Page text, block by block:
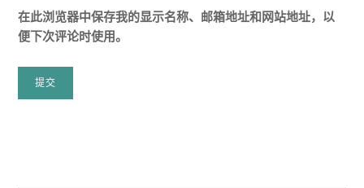
在此浏览器中保存我的显示名称、邮箱地址和网站地址，以
便下次评论时使用。